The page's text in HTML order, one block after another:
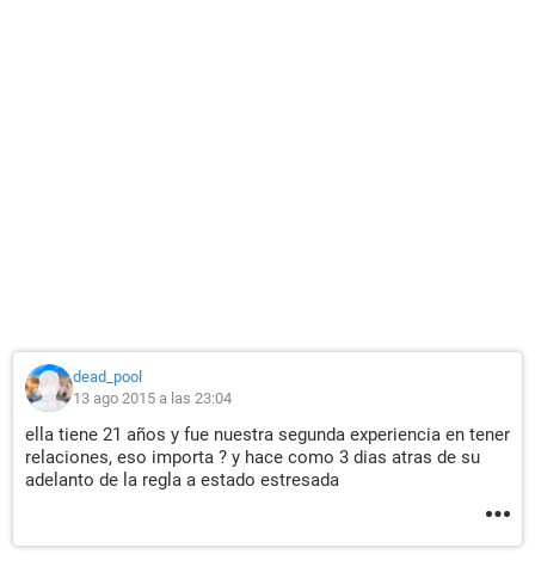
dead_pool
13 ago 2015 a las 23:04
ella tiene 21 años y fue nuestra segunda experiencia en tener
relaciones, eso importa ? y hace como 3 dias atras de su
adelanto de la regla a estado estresada